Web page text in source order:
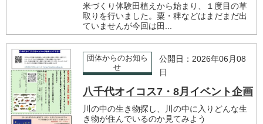
米づくり体験田植えから始まり、１度目の草
取りを行いました。粟・稗などはまだまだ出
ていませんが今回は田...
団体からのお知ら
せ
公開日：2026年06月08
日
八千代オイコス7・8月イベント企画
川の中の生き物探し、川の中に入りどんな生
き物が住んでいるのか見てみよう